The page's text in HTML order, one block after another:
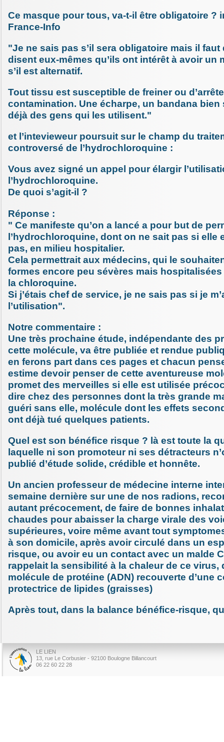
Ce masque pour tous, va-t-il être obligatoire ?
France-Info
"Je ne sais pas s’il sera obligatoire mais il faut
disent eux-mêmes qu’ils ont intérêt à avoir un
s’il est alternatif.
Tout tissu est susceptible de freiner ou
contamination. Une écharpe, un bandana bien
déjà des gens qui les utilisent."
et l’intevieweur poursuit sur le champ du
controversé de l’hydrochloroquine :
Vous avez signé un appel pour élargir
l’hydrochloroquine.
De quoi s’agit-il ?
Réponse :
" Ce manifeste qu’on a lancé a pour but de
l’hydrochloroquine, dont on ne sait pas si elle
pas, en milieu hospitalier.
Cela permettrait aux médecins, qui le
formes encore peu sévères mais
la chloroquine.
Si j’étais chef de service, je ne sais pas si je
l’utilisation".
Notre commentaire :
Une très prochaine étude, indépendante des
cette molécule, va être publiée et rendue
en ferons part dans ces pages et chacun
estime devoir penser de cette aventureuse
promet des merveilles si elle est utilisée
dire chez des personnes dont la très grande
guéri sans elle, molécule dont les effets
ont déjà tué quelques patients.
Quel est son bénéfice risque ? là est toute la
laquelle ni son promoteur ni ses détracteurs
publié d’étude solide, crédible et honnête.
Un ancien professeur de médecine interne
semaine dernière sur une de nos radions,
autant précocement, de faire de bonnes
chaudes pour abaisser la charge virale des
supérieures, voire même avant tout
à son domicile, après avoir circulé dans un
risque, ou avoir eu un contact avec un malde
rappelait la sensibilité à la chaleur de ce virus,
molécule de protéine (ADN) recouverte d’une
protectrice de lipides (graisses)
Après tout, dans la balance bénéfice-risque,
LE LIEN
13, rue Le Corbusier - 92100 Boulogne Billancourt
06 22 60 22 28